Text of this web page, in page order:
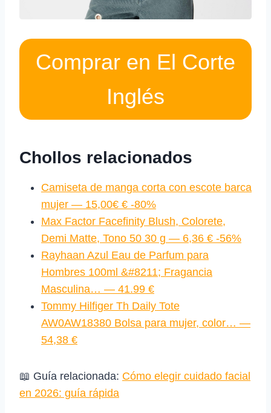
Comprar en El Corte
Inglés
Chollos relacionados
Camiseta de manga corta con escote barca
mujer — 15,00€ € -80%
Max Factor Facefinity Blush, Colorete,
Demi Matte, Tono 50 30 g — 6,36 € -56%
Rayhaan Azul Eau de Parfum para
Hombres 100ml &#8211; Fragancia
Masculina… — 41.99 €
Tommy Hilfiger Th Daily Tote
AW0AW18380 Bolsa para mujer, color… —
54,38 €
📖 Guía relacionada: Cómo elegir cuidado facial
en 2026: guía rápida